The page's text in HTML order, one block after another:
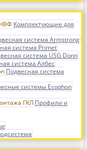
Комплектующие для
система Armstrong
система Primet
система USG Donn
система Албес
Подвесная система
системы Ecophon
Профили и